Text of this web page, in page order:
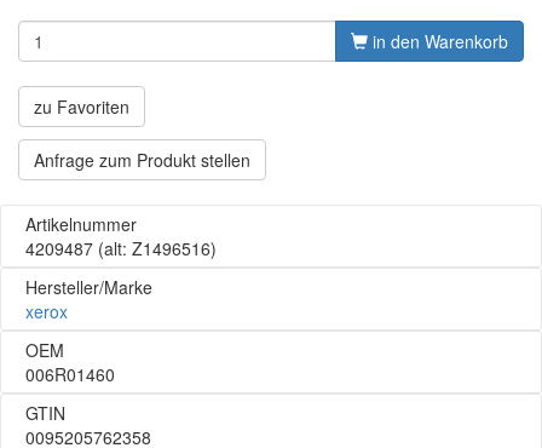
in den Warenkorb
zu Favoriten
Anfrage zum Produkt stellen
Artikelnummer
4209487 (alt: Z1496516)
Hersteller/Marke
xerox
OEM
006R01460
GTIN
0095205762358